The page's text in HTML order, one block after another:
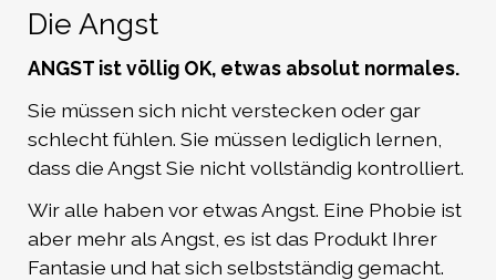
Die Angst
ANGST ist völlig OK, etwas absolut normales.
Sie müssen sich nicht verstecken oder gar
schlecht fühlen. Sie müssen lediglich lernen,
dass die Angst Sie nicht vollständig kontrolliert.
Wir alle haben vor etwas Angst. Eine Phobie ist
aber mehr als Angst, es ist das Produkt Ihrer
Fantasie und hat sich selbstständig gemacht.